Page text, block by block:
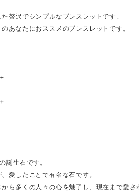
贅沢でシンプルなブレスレットです。
あなたにおススメのブレスレットです。
誕生石です。
愛したことで有名な石です。
ら多くの人々の心を魅了し、現在まで愛さ